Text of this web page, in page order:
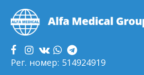
Footer
Рег. номер: 514924919